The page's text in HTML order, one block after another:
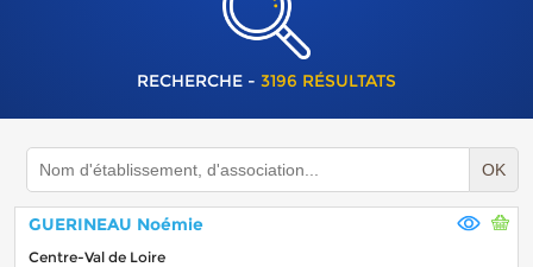
RECHERCHE - 3196 RÉSULTATS
OK
GUERINEAU Noémie
Centre-Val de Loire